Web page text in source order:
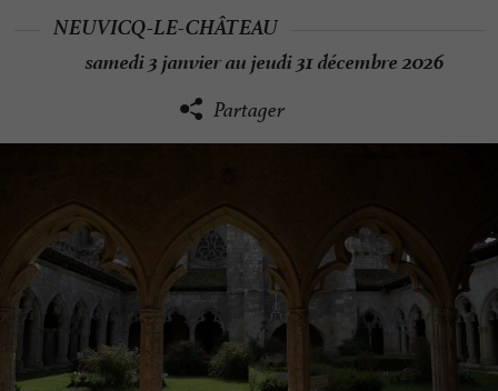
NEUVICQ-LE-CHÂTEAU
samedi 3 janvier au jeudi 31 décembre 2026
Partager